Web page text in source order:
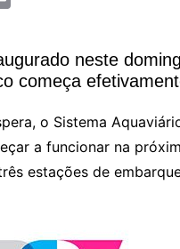
ai
l
neste
começa
o Sistema
a funcionar na
estações de